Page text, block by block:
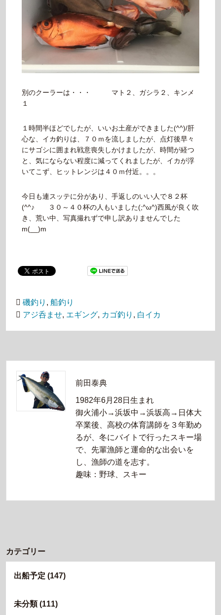
別のクーラーは・・・ マト２、ガシラ２、キンメ
１
１時間半ほどでしたが、いいお土産ができました(^^)/肝
心な、イカ釣りは、７０ｍを流しましたが、点灯後早々
にサゴシに囲まれ戦意喪失しかけましたが、時間が経つ
と、気にならない程度に減ってくれましたが、イカが浮
いてこず、ヒットレンジは４０ｍ付近。。。
今日も連スッテに分があり、手返しのいい人で８２杯
(^^♪ ３０～４０杯の人もいました(;^ω^)西風が良く吹
き、荒い中、写真撮れずで申し訳ありませんでした
m(__)m
磯釣り , 船釣り
アジ呑ませ, エギング, カゴ釣り , 白イカ
前田泰典
1982年6月28日生まれ
御火浦小→浜坂中→浜坂高→日体大
卒業後、高校の体育講師を３年勤め
るが、冬にバイトで行ったスキー場
で、先輩漁師と運命的な出会いを
し、漁師の道を志す。
趣味：野球、スキー
カテゴリー
出船予定 (147)
未分類(111)